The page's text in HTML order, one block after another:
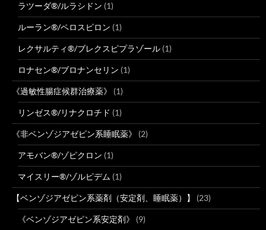
ラツーダ®/ルラシドン (1)
ルーラン®/ペロスピロン (1)
レクサルティ®/ブレクスピプラゾール (1)
ロナセン®/ブロナンセリン (1)
《過敏性腸症候群治療薬》 (1)
リンゼス®/リナクロチド (1)
《非ベンゾジアゼピン系睡眠薬》 (2)
アモバン®/ゾピクロン (1)
マイスリー®/ゾルピデム (1)
【ベンゾジアゼピン系薬剤（安定剤、睡眠薬）】 (23)
《ベンゾジアゼピン系安定剤》 (9)